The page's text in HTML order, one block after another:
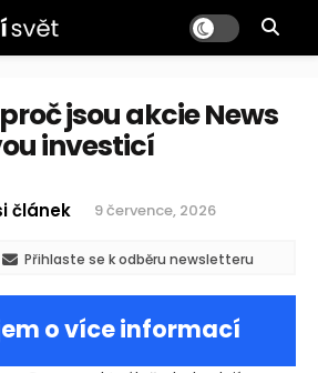
jsou akcie News
investicí
článek 9 července, 2026
Přihlaste se k odběru newsletteru
o více informací